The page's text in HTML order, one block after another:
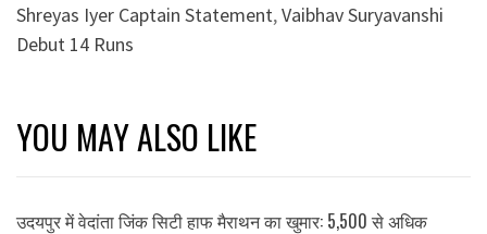
Shreyas Iyer Captain Statement,Vaibhav Suryavanshi
Debut 14 Runs
YOU MAY ALSO LIKE
उदयपुर में वेदांता जिंक सिटी हाफ मैराथन का खुमार: 5,500 से अधिक